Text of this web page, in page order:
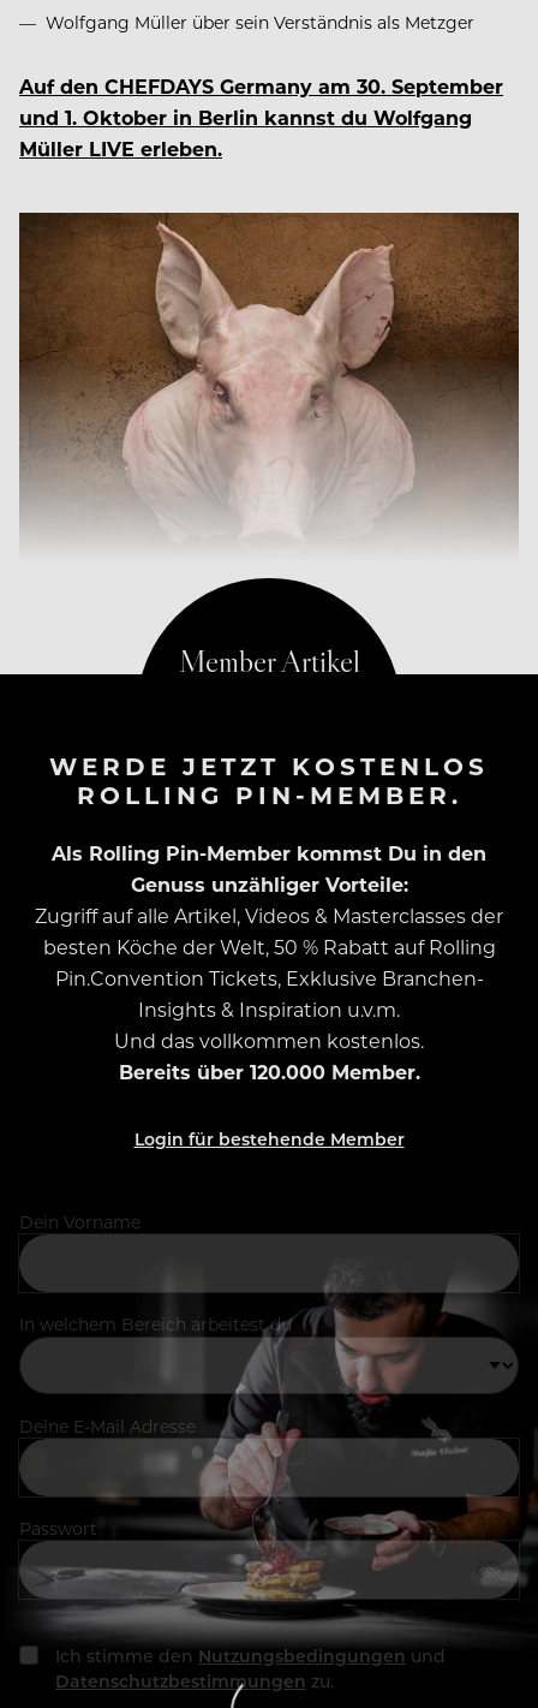
Wolfgang Müller über sein Verständnis als Metzger
Auf den CHEFDAYS Germany am 30. September
und 1. Oktober in Berlin kannst du Wolfgang
Müller LIVE erleben.
WERDE JETZT KOSTENLOS
ROLLING PIN-MEMBER.
Als Rolling Pin-Member kommst Du in den
Genuss unzähliger Vorteile:
Zugriff auf alle Artikel, Videos & Masterclasses der
besten Köche der Welt, 50 % Rabatt auf Rolling
Pin.Convention Tickets, Exklusive Branchen-
Insights & Inspiration u.v.m.
Und das vollkommen kostenlos.
Bereits über 120.000 Member.
Login für bestehende Member
Dein Vorname
In welchem Bereich arbeitest du
Deine E-Mail Adresse
Passwort
Ich stimme den Nutzungsbedingungen und
Datenschutzbestimmungen zu.